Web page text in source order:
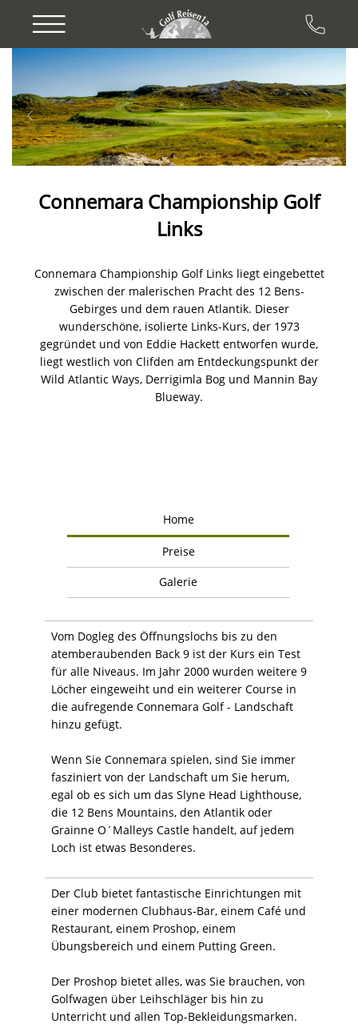
Previous Next
Connemara Championship Golf
Links
Connemara Championship Golf Links liegt eingebettet
zwischen der malerischen Pracht des 12 Bens-
Gebirges und dem rauen Atlantik. Dieser
wunderschöne, isolierte Links-Kurs, der 1973
gegründet und von Eddie Hackett entworfen wurde,
liegt westlich von Clifden am Entdeckungspunkt der
Wild Atlantic Ways, Derrigimla Bog und Mannin Bay
Blueway.
Home
Preise
Galerie
Vom Dogleg des Öffnungslochs bis zu den
atemberaubenden Back 9 ist der Kurs ein Test
für alle Niveaus. Im Jahr 2000 wurden weitere 9
Löcher eingeweiht und ein weiterer Course in
die aufregende Connemara Golf - Landschaft
hinzu gefügt.
Wenn Sie Connemara spielen, sind Sie immer
fasziniert von der Landschaft um Sie herum,
egal ob es sich um das Slyne Head Lighthouse,
die 12 Bens Mountains, den Atlantik oder
Grainne O´Malleys Castle handelt, auf jedem
Loch ist etwas Besonderes.
Der Club bietet fantastische Einrichtungen mit
einer modernen Clubhaus-Bar, einem Café und
Restaurant, einem Proshop, einem
Übungsbereich und einem Putting Green.
Der Proshop bietet alles, was Sie brauchen, von
Golfwagen über Leihschläger bis hin zu
Unterricht und allen Top-Bekleidungsmarken.